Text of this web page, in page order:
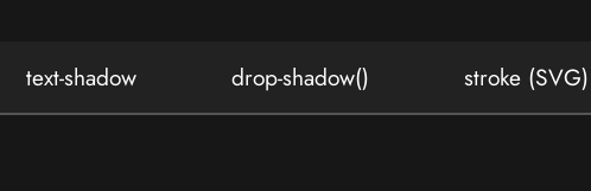
text-shadow drop-shadow() stroke (SVG)